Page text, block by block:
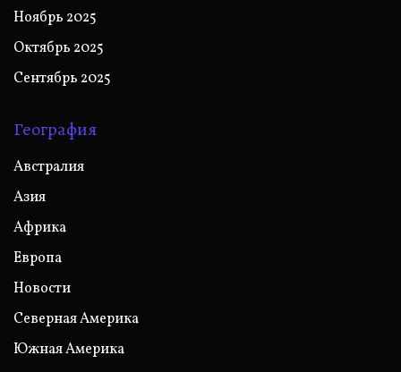
Ноябрь 2025
Октябрь 2025
Сентябрь 2025
География
Австралия
Азия
Африка
Европа
Новости
Северная Америка
Южная Америка